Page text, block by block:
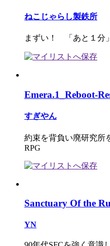
ねこじゃらし製鉄所
まずい！ 「あと１分
Emera.1_Reboot-
すぎやん
約束を背負い廃研究所
RPG
Sanctuary Of the
YN